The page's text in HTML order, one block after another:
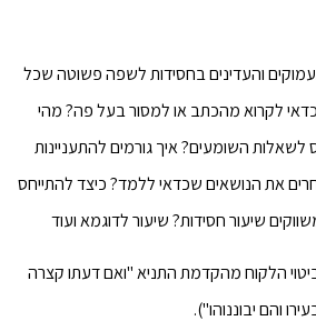
והעדינים בחסידות לשפה פשוטה שכל
לקרוא מהכתב או למסור בעל פה? מהי
לשאלות השומעים? איך גורמים להתעניינות
את הנושאים שכדאי ללמד? כיצד להתייחס
שיעור חסידות? שיעור לדוגמא ועוד
הלקוח מהקדמת התניא "ואם דעתו קצרה
והם יבוננוהו").